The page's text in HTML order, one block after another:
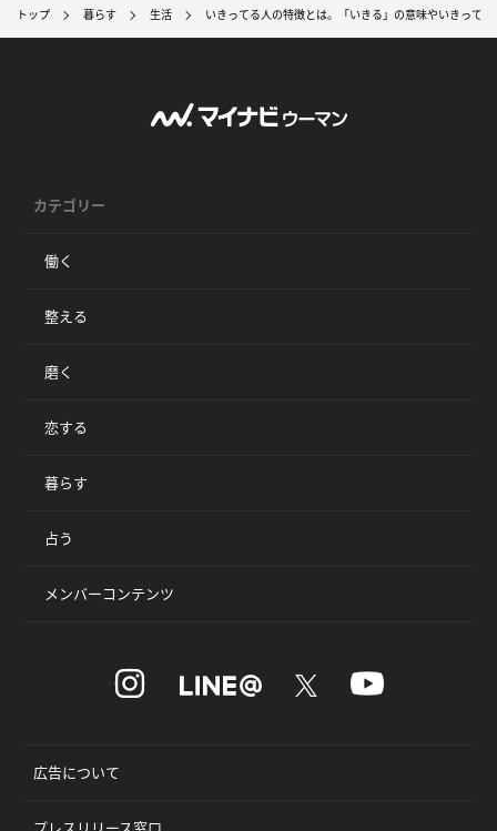
トップ 暮らす 生活 いきってる人の特徴とは。「いきる」の意味やいきって
カテゴリー
働く
整える
磨く
恋する
暮らす
占う
メンバーコンテンツ
広告について